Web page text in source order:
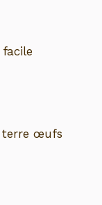
facile
terre œufs